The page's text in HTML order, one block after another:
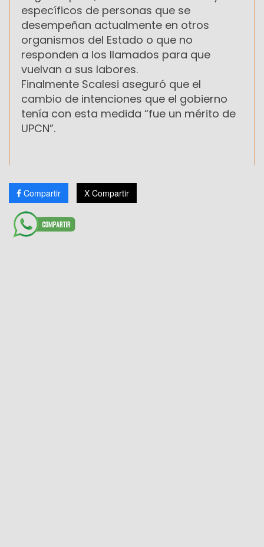
específicos de personas que se
desempeñan actualmente en otros
organismos del Estado o que no
responden a los llamados para que
vuelvan a sus labores.
Finalmente Scalesi aseguró que el
cambio de intenciones que el gobierno
tenía con esta medida “fue un mérito de
UPCN”.
Compartir X Compartir